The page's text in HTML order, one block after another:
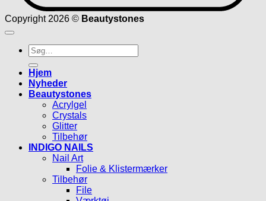
Copyright 2026 © Beautystones
Søg
efter:
Hjem
Nyheder
Beautystones
Acrylgel
Crystals
Glitter
Tilbehør
INDIGO NAILS
Nail Art
Folie & Klistermærker
Tilbehør
File